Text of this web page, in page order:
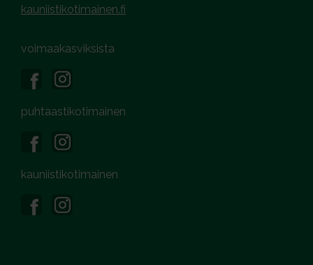
kauniistikotimainen.fi
voimaakasviksista
puhtaastikotimainen
kauniistikotimainen